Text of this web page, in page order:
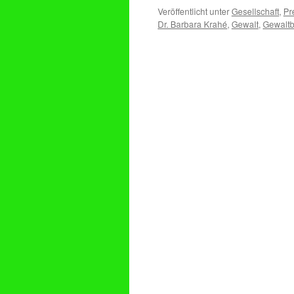
Veröffentlicht unterGesellschaft,
Dr. Barbara Krahé, Gewalt,